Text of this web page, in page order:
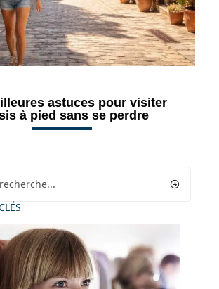
astuces pour visiter
à pied sans se perdre